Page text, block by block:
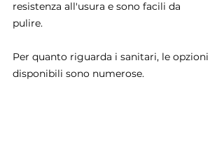
resistenza all'usura e sono facili da
pulire.
Per quanto riguarda i sanitari, le opzioni
disponibili sono numerose.